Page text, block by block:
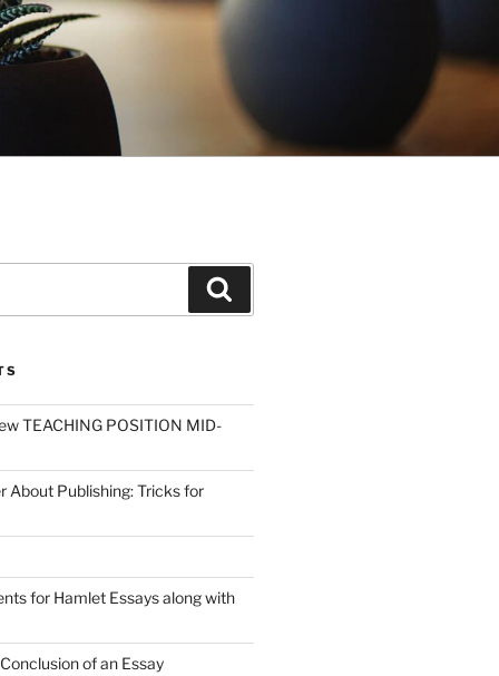
TEACHING POSITION MID-
About Publishing: Tricks for
for Hamlet Essays along with
of an Essay